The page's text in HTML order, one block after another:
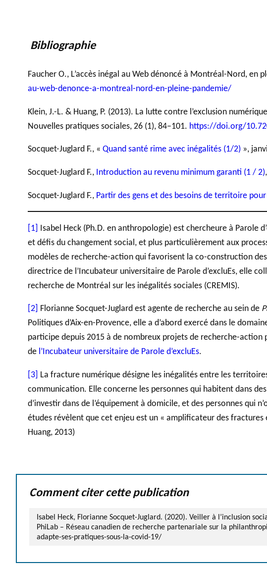
Bibliographie
Faucher O., L’accès inégal au Web dénoncé à Montréal-Nord, en
au-web-denonce-a-montreal-nord-en-pleine-pandemie/
Klein, J.-L. & Huang, P. (2013). La lutte contre l’exclusion
Nouvelles pratiques sociales, 26 (1), 84–101. https://doi.org/
Socquet-Juglard F., « Quand santé rime avec inégalités (1/2) »,
Socquet-Juglard F., Introduction au revenu minimum garanti (1 / 2)
Socquet-Juglard F., Partir des gens et des besoins de territoire
[1] Isabel Heck (Ph.D. en anthropologie) est chercheure à Parole
et défis du changement social, et plus particulièrement aux
modèles de recherche-action qui favorisent la co-construction
directrice de l’Incubateur universitaire de Parole d’excluEs, elle
recherche de Montréal sur les inégalités sociales (CREMIS).
[2] Florianne Socquet-Juglard est agente de recherche au sein de
Politiques d’Aix-en-Provence, elle a d’abord exercé dans le
participe depuis 2015 à de nombreux projets de recherche-
de l’Incubateur universitaire de Parole d’excluEs.
[3] La fracture numérique désigne les inégalités entre les
communication. Elle concerne les personnes qui habitent dans
d’investir dans de l’équipement à domicile, et des personnes qui
études révèlent que cet enjeu est un « amplificateur des
Huang, 2013)
Comment citer cette publication
Isabel Heck, Florianne Socquet-Juglard. (2020). Veiller à l’inclusion
PhiLab – Réseau canadien de recherche partenariale sur la
adapte-ses-pratiques-sous-la-covid-19/